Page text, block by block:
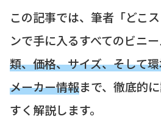
この記事では、筆者「どこ
ンで手に入るすべてのビニー
類、価格、サイズ、そして
メーカー情報まで、徹底的
すく解説します。